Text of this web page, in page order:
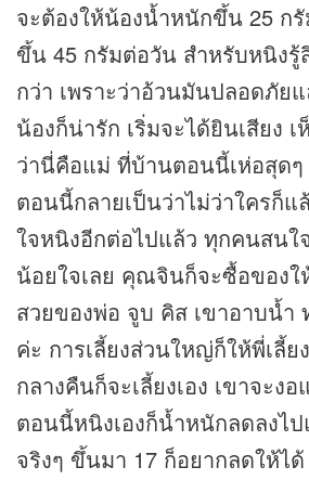
จะต้องให้น้องน้ำหนักขึ้น 25 ก
ขึ้น 45 กรัมต่อวัน สำหรับหนิงรู้
กว่า เพราะว่าอ้วนมันปลอดภัย
น้องก็น่ารัก เริ่มจะได้ยินเสียง
ว่านี่คือแม่ ที่บ้านตอนนี้เห่อสุดๆ
ตอนนี้กลายเป็นว่าไม่ว่าใครก็
ใจหนิงอีกต่อไปแล้ว ทุกคนสน
น้อยใจเลย คุณจินก็จะซื้อของ
สวยของพ่อ จูบ คิส เขาอาบน้ำ
ค่ะ การเลี้ยงส่วนใหญ่ก็ให้พี่เลี้ย
กลางคืนก็จะเลี้ยงเอง เขาจะง
ตอนนี้หนิงเองก็น้ำหนักลดลงไป
จริงๆ ขึ้นมา 17 ก็อยากลดให้ไ